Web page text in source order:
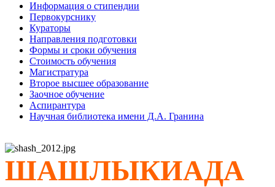
Информация о стипендии
Первокурснику
Кураторы
Направления подготовки
Формы и сроки обучения
Стоимость обучения
Магистратура
Второе высшее образование
Заочное обучение
Аспирантура
Научная библиотека имени Д.А. Гранина
ШАШЛЫКИАДА